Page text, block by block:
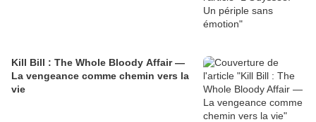
Kill Bill : The Whole Bloody Affair —
La vengeance comme chemin vers la
vie